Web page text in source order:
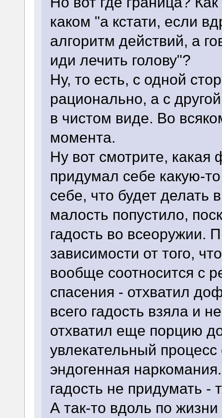
каком "а кстати, если
алгоритм действий, а
иди лечить голову"?
Ну, то есть, с одной
рационально, а с
в чистом виде. Во
момента.
Ну вот смотрите, какая
придумал себе какую-
себе, что будет делать
малость попустило,
гадость во всеоружии.
зависимости от того,
вообще соотносится с
спасения - отхватил
всего гадость взяла и
отхватил еще порцию
увлекательный процесс
эндогенная
гадость не придумать -
А так-то вдоль по